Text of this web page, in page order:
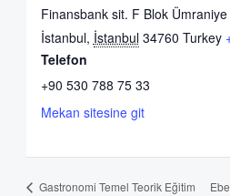
Finansbank sit. F Blok Ümraniye
İstanbul, İstanbul 34760 Turkey
Telefon
+90 530 788 75 33
Mekan sitesine git
Gastronomi Temel Teorik Eğitim